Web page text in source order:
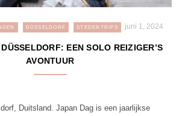
DÜSSELDORF STEDENTRIPS juni 1, 2024
EEN SOLO REIZIGER’S
AVONTUUR
Duitsland. Japan Dag is een jaarlijkse